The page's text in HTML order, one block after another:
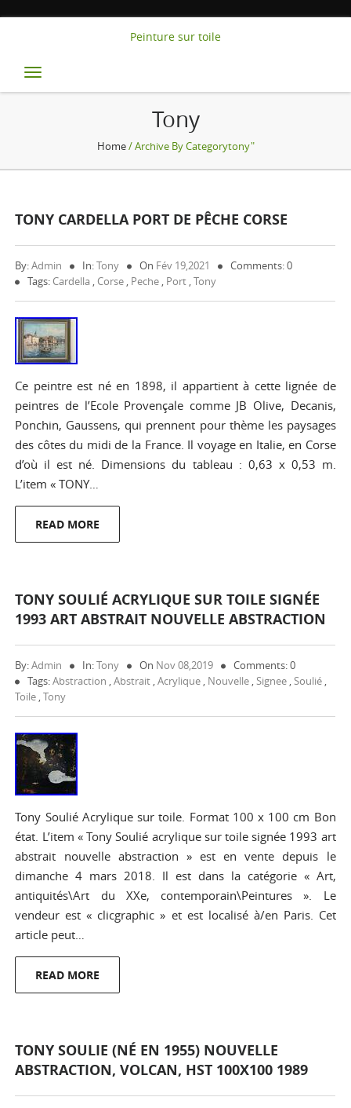
Peinture sur toile
Toggle
navigation
Tony
Home/ Archive By Categorytony"
TONY CARDELLA PORT DE PÊCHE CORSE
By:Admin In:Tony On Fév 19,2021
Comments: 0
Tags: Cardella , Corse , Peche , Port ,Tony
Ce peintre est né en 1898, il appartient à cette lignée de
peintres de l’Ecole Provençale comme JB Olive, Decanis,
Ponchin, Gaussens, qui prennent pour thème les paysages
des côtes du midi de la France. Il voyage en Italie, en Corse
d’où il est né. Dimensions du tableau : 0,63 x 0,53 m.
L’item « TONY…
READ MORE
TONY SOULIÉ ACRYLIQUE SUR TOILE SIGNÉE
1993 ART ABSTRAIT NOUVELLE ABSTRACTION
By:Admin In:Tony On Nov 08,2019
Comments: 0
Tags:Abstraction ,Abstrait ,Acrylique , Nouvelle ,Signee ,Soulié ,
Toile ,Tony
Tony Soulié Acrylique sur toile. Format 100 x 100 cm Bon
état. L’item « Tony Soulié acrylique sur toile signée 1993 art
abstrait nouvelle abstraction » est en vente depuis le
dimanche 4 mars 2018. Il est dans la catégorie « Art,
antiquités\Art du XXe, contemporain\Peintures ». Le
vendeur est « clicgraphic » et est localisé à/en Paris. Cet
article peut…
READ MORE
TONY SOULIE (NÉ EN 1955) NOUVELLE
ABSTRACTION, VOLCAN, HST 100X100 1989